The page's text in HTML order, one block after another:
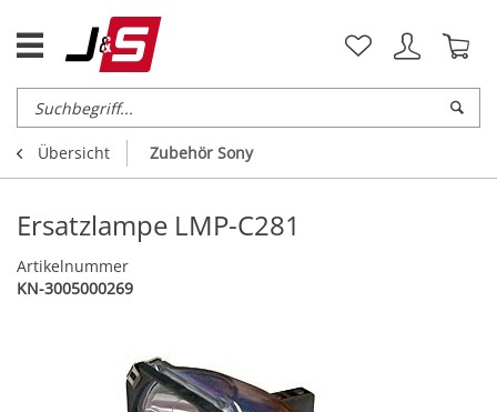
Übersicht Zubehör Sony
Ersatzlampe LMP-C281
Artikelnummer
KN-3005000269